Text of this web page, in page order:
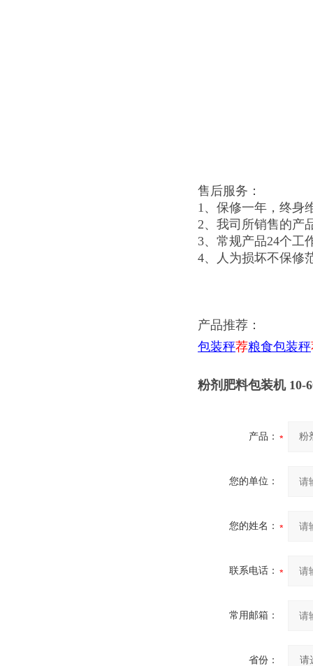
售后服务：
1、保修一年，终身
2、我司所销售的产
3、常规产品24个工
4、人为损坏不保修
产品推荐：
包装秤荐粮食包装秤
粉剂肥料包装机 10-
产品：
您的单位：
您的姓名：
联系电话：
常用邮箱：
省份：